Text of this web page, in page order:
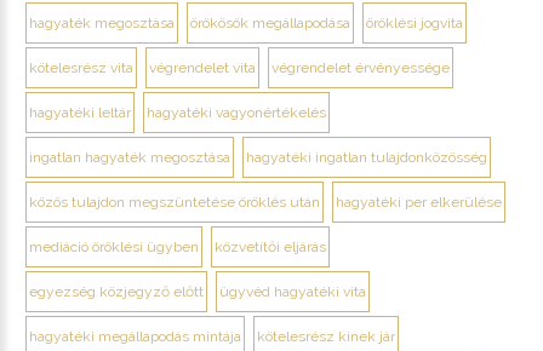
hagyaték megosztása örökösök megállapodása öröklési jogvita
kötelesrész vita végrendelet vita végrendelet érvényessége
hagyatéki leltár hagyatéki vagyonértékelés
ingatlan hagyaték megosztása hagyatéki ingatlan tulajdonközösség
közös tulajdon megszüntetése öröklés után hagyatéki per elkerülése
mediáció öröklési ügyben közvetítői eljárás
egyezség közjegyző előtt ügyvéd hagyatéki vita
hagyatéki megállapodás mintája kötelesrész kinek jár